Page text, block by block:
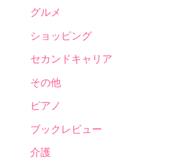
グルメ
ショッピング
セカンドキャリア
その他
ピアノ
ブックレビュー
介護